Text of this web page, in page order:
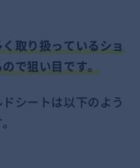
取り扱っているショ
で狙い目です。
シートは以下のよう